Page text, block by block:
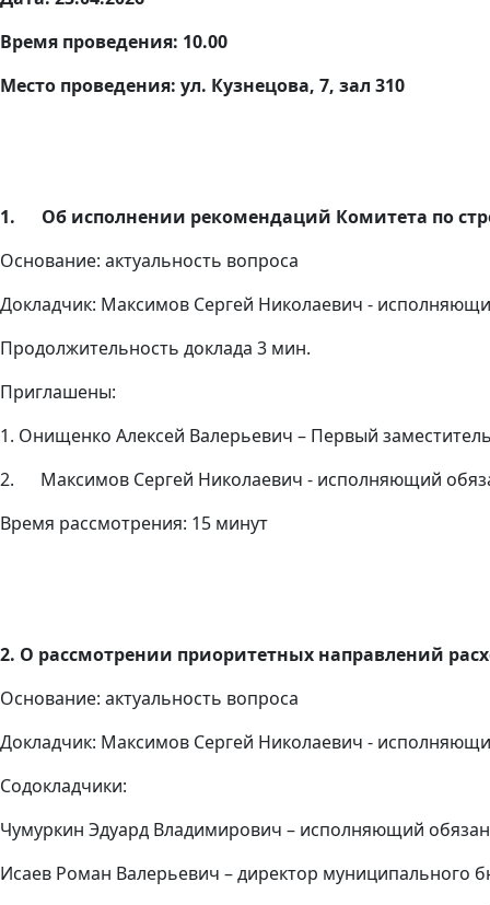
Время проведения: 10.00
Место проведения: ул. Кузнецова, 7, зал 310
1. Об исполнении рекомендаций Комитета по
Основание: актуальность вопроса
Докладчик: Максимов Сергей Николаевич -
Продолжительность доклада 3 мин.
Приглашены:
1. Онищенко Алексей Валерьевич – Первый
2. Максимов Сергей Николаевич - исполняющий
Время рассмотрения: 15 минут
2. О рассмотрении приоритетных направлений
Основание: актуальность вопроса
Докладчик: Максимов Сергей Николаевич -
Содокладчики:
Чумуркин Эдуард Владимирович – исполняющий
Исаев Роман Валерьевич – директор муниципального